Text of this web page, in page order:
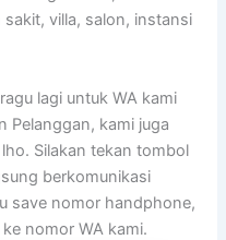
villa, salon, instansi
lagi untuk WA kami
Pelanggan, kami juga
Silakan tekan tombol
berkomunikasi
save nomor handphone,
nomor WA kami.